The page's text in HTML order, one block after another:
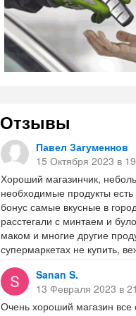
Отзывы
Павел Загуменнов
15 Октября 2023 в
Хороший магазинчик,
необходимые продукты есть
бонус самые вкусные в
расстегали с минтаем и
маком и многие другие
супермаркетах не купить,
Sanan S.
13 Февраля 2023 в
Очень хороший магазин все